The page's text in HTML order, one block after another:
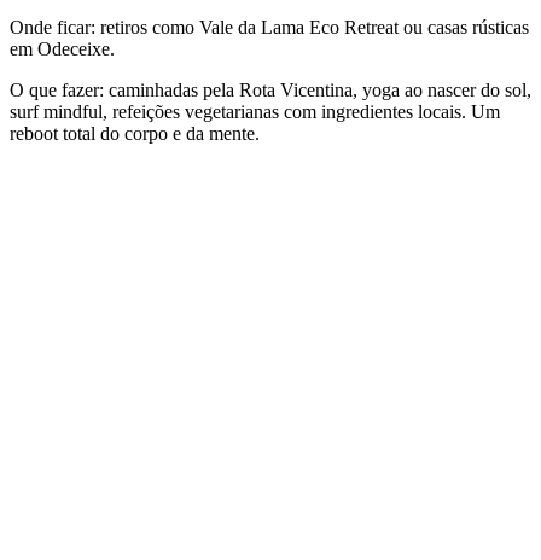
Onde ficar: retiros como Vale da Lama Eco Retreat ou casas rústicas
em Odeceixe.
O que fazer: caminhadas pela Rota Vicentina, yoga ao nascer do sol,
surf mindful, refeições vegetarianas com ingredientes locais. Um
reboot total do corpo e da mente.